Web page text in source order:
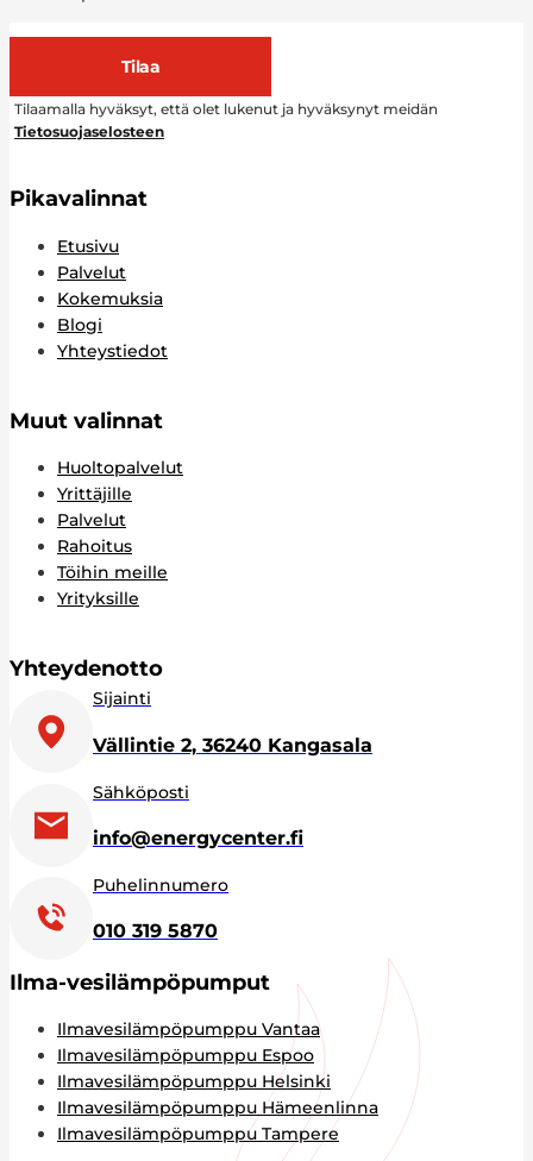
Tilaa
Tilaamalla hyväksyt, että olet lukenut ja hyväksynyt meidän
Tietosuojaselosteen
Pikavalinnat
Etusivu
Palvelut
Kokemuksia
Blogi
Yhteystiedot
Muut valinnat
Huoltopalvelut
Yrittäjille
Palvelut
Rahoitus
Töihin meille
Yrityksille
Yhteydenotto
Sijainti
Vällintie 2, 36240 Kangasala
Sähköposti
info@energycenter.fi
Puhelinnumero
010 319 5870
Ilma-vesilämpöpumput
Ilmavesilämpöpumppu Vantaa
Ilmavesilämpöpumppu Espoo
Ilmavesilämpöpumppu Helsinki
Ilmavesilämpöpumppu Hämeenlinna
Ilmavesilämpöpumppu Tampere